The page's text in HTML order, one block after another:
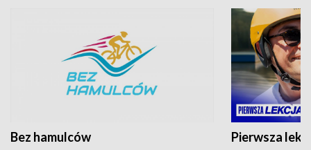
Bez hamulców Pierwsza